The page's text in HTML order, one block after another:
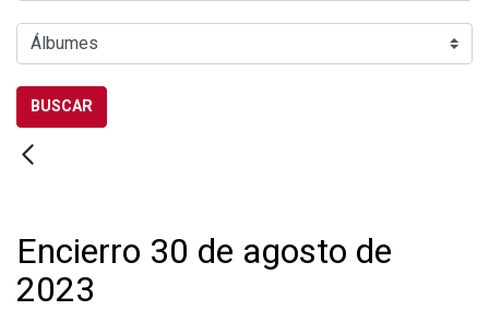
BUSCAR
Encierro 30 de agosto de
2023